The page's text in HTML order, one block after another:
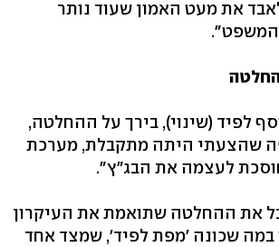
את מעט האמון שעוד נותר
המשפט".
לפיד (שינוי), בירך על ההחלטה,
שהצעתי היתה מתקבלת, מערכת
לעצמה את הבג"ץ".
את ההחלטה שתואמת את העיקרון
במה שכונה 'מפת לפיד', שמצד אחד